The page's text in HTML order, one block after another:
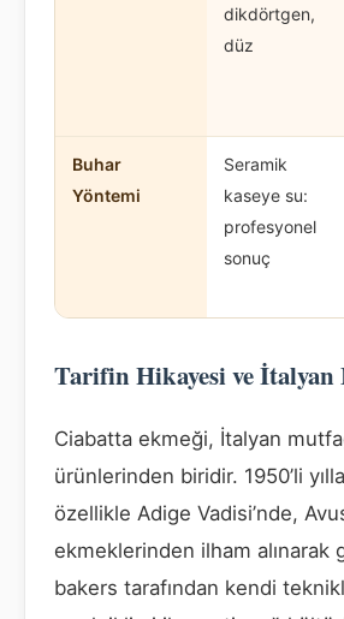
dikdörtgen,
düz
Buhar
Yöntemi
Seramik
kaseye su:
profesyonel
sonuç
Tarifin Hikayesi ve
Ciabatta ekmeği, İtalyan
ürünlerinden biridir. 1950’li
özellikle Adige Vadisi’nde,
ekmeklerinden ilham alınarak
bakers tarafından kendi